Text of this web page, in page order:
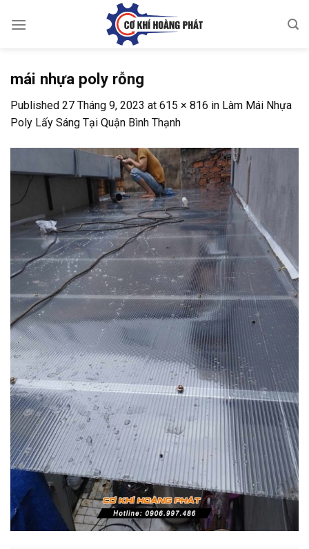
mái nhựa poly rỗng
Published 27 Tháng 9, 2023 at 615 × 816 in Làm Mái Nhựa
Poly Lấy Sáng Tại Quận Bình Thạnh